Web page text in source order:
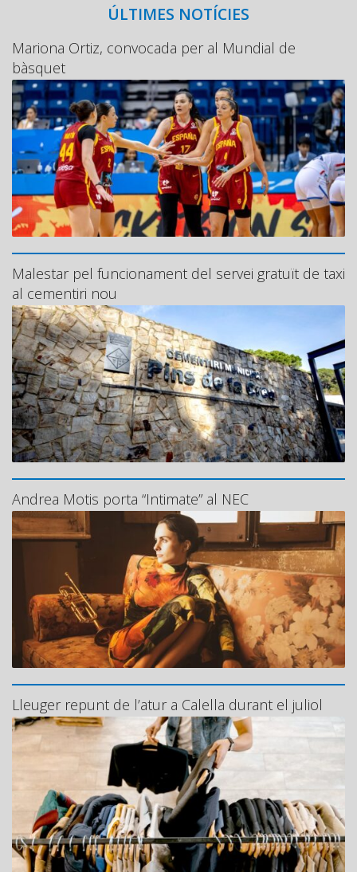
ÚLTIMES NOTÍCIES
Mariona Ortiz, convocada per al Mundial de
bàsquet
Malestar pel funcionament del servei gratuït de taxi
al cementiri nou
Andrea Motis porta “Intimate” al NEC
Lleuger repunt de l’atur a Calella durant el juliol